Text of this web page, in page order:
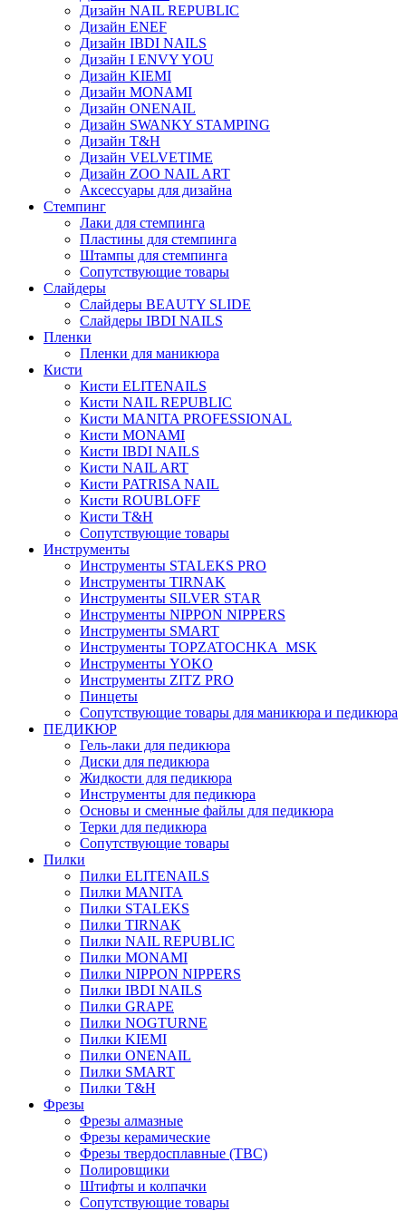
Дизайн NAIL REPUBLIC
Дизайн ENEF
Дизайн IBDI NAILS
Дизайн I ENVY YOU
Дизайн KIEMI
Дизайн MONAMI
Дизайн ONENAIL
Дизайн SWANKY STAMPING
Дизайн T&H
Дизайн VELVETIME
Дизайн ZOO NAIL ART
Аксессуары для дизайна
Стемпинг
Лаки для стемпинга
Пластины для стемпинга
Штампы для стемпинга
Сопутствующие товары
Слайдеры
Слайдеры BEAUTY SLIDE
Слайдеры IBDI NAILS
Пленки
Пленки для маникюра
Кисти
Кисти ELITENAILS
Кисти NAIL REPUBLIC
Кисти MANITA PROFESSIONAL
Кисти MONAMI
Кисти IBDI NAILS
Кисти NAIL ART
Кисти PATRISA NAIL
Кисти ROUBLOFF
Кисти T&H
Сопутствующие товары
Инструменты
Инструменты STALEKS PRO
Инструменты TIRNAK
Инструменты SILVER STAR
Инструменты NIPPON NIPPERS
Инструменты SMART
Инструменты TOPZATOCHKA_MSK
Инструменты YOKO
Инструменты ZITZ PRO
Пинцеты
Сопутствующие товары для маникюра и педикюра
ПЕДИКЮР
Гель-лаки для педикюра
Диски для педикюра
Жидкости для педикюра
Инструменты для педикюра
Основы и сменные файлы для педикюра
Терки для педикюра
Сопутствующие товары
Пилки
Пилки ELITENAILS
Пилки MANITA
Пилки STALEKS
Пилки TIRNAK
Пилки NAIL REPUBLIC
Пилки MONAMI
Пилки NIPPON NIPPERS
Пилки IBDI NAILS
Пилки GRAPE
Пилки NOGTURNE
Пилки KIEMI
Пилки ONENAIL
Пилки SMART
Пилки T&H
Фрезы
Фрезы алмазные
Фрезы керамические
Фрезы твердосплавные (ТВС)
Полировщики
Штифты и колпачки
Сопутствующие товары